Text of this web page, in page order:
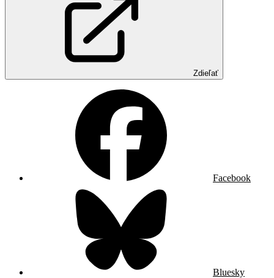
Zdieľať
Facebook
Bluesky